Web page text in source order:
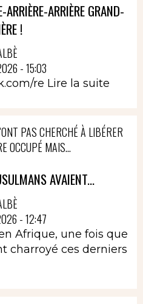
ARRIÈRE GRAND-
!
- 15:03
re Lire la suite
PAS CHERCHÉ À LIBÉRER
OCCUPÉ MAIS...
AVAIENT...
- 12:47
Afrique, une fois que
charroyé ces derniers